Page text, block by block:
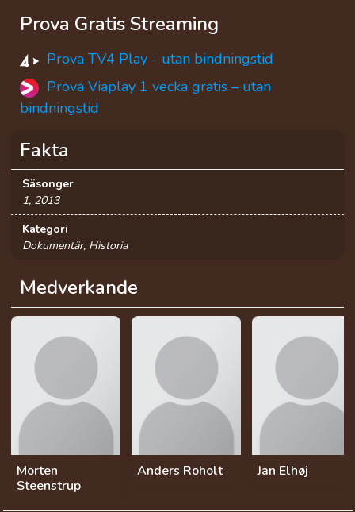
Prova Gratis Streaming
Prova TV4 Play - utan bindningstid
Prova Viaplay 1 vecka gratis – utan
bindningstid
Medverkande
Morten
Steenstrup
Anders Roholt Jan Elhøj
Fakta
Säsonger
1, 2013
Kategori
Dokumentär, Historia